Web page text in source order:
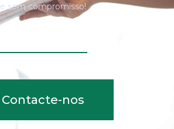
e sem compromisso!
Contacte-nos